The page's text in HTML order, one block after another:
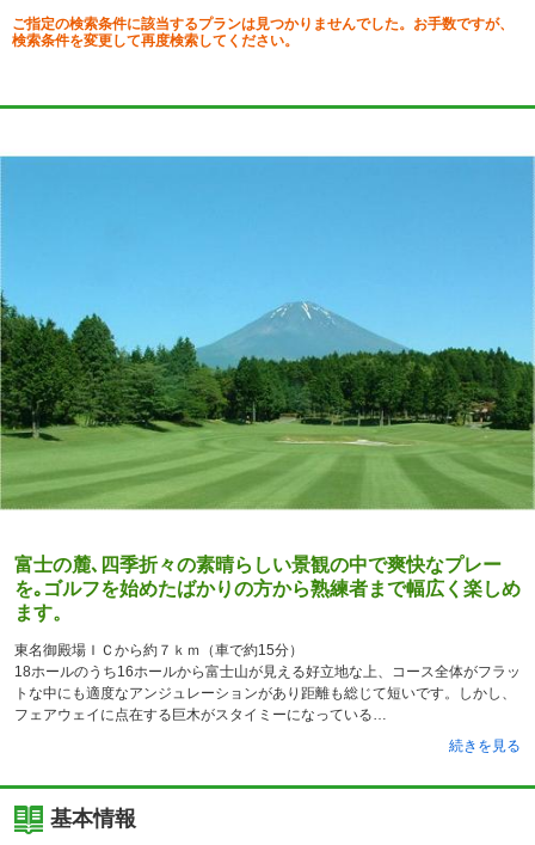
ご指定の検索条件に該当するプランは見つかりませんでした。お手数ですが、
検索条件を変更して再度検索してください。
富士の麓､四季折々の素晴らしい景観の中で爽快なプレー
を｡ゴルフを始めたばかりの方から熟練者まで幅広く楽しめ
ます。
東名御殿場ＩＣから約７ｋｍ（車で約15分）
18ホールのうち16ホールから富士山が見える好立地な上、コース全体がフラッ
トな中にも適度なアンジュレーションがあり距離も総じて短いです。しかし、
フェアウェイに点在する巨木がスタイミーになっている
続きを見る
基本情報